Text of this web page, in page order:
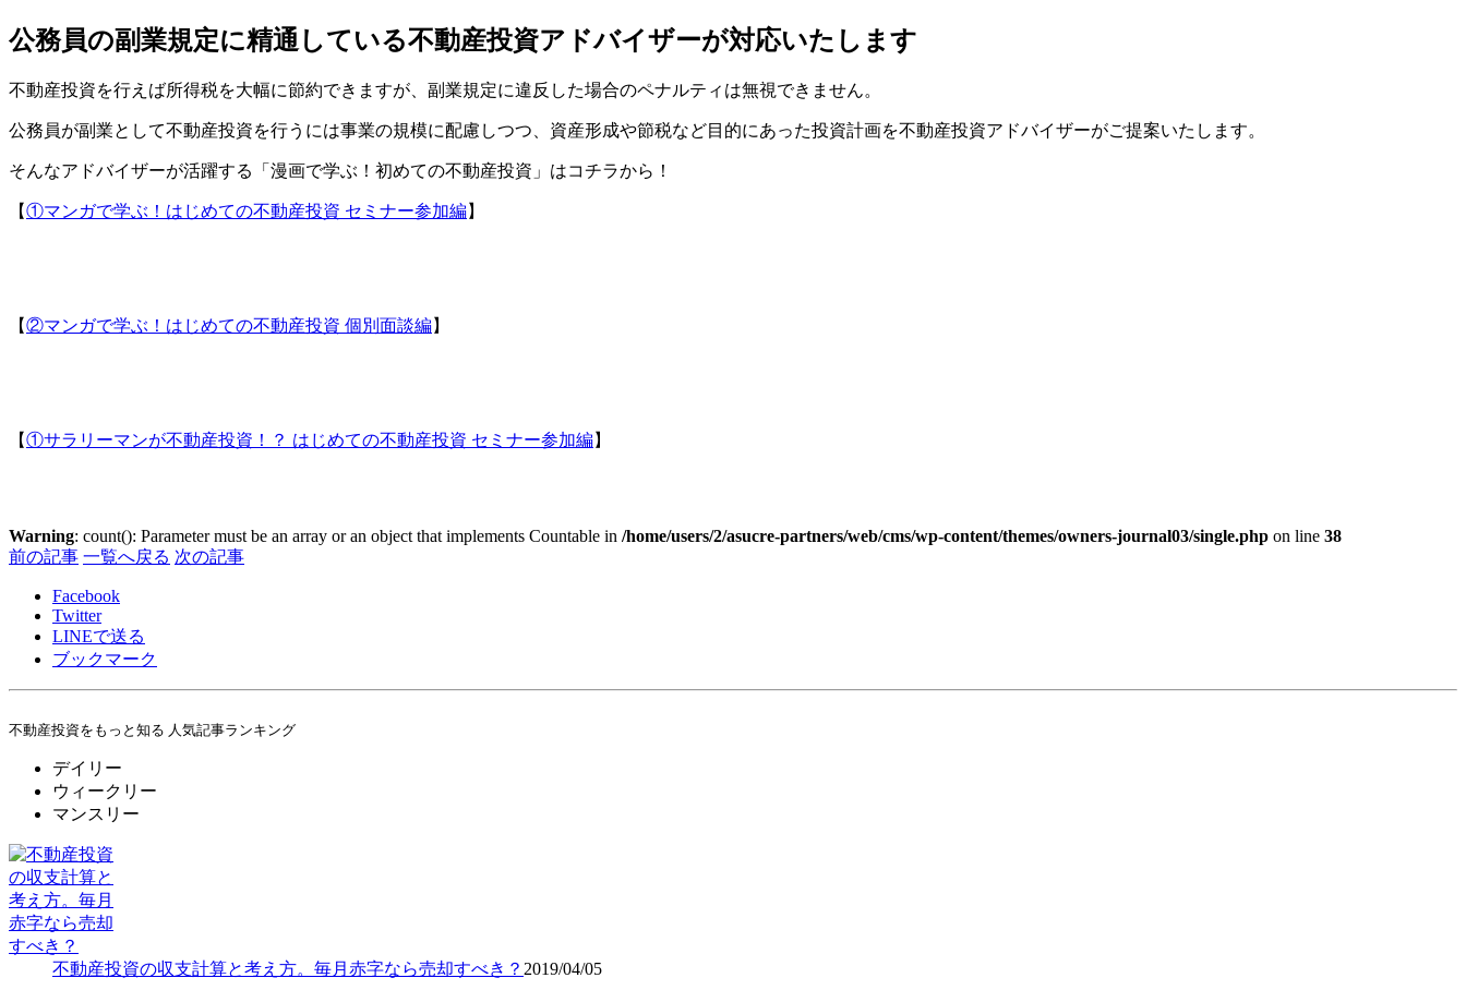
公務員の副業規定に精通している不動産投資アドバイザーが対応いたします
不動産投資を行えば所得税を大幅に節約できますが、副業規定に違反した場合のペナルティは無視できません。
公務員が副業として不動産投資を行うには事業の規模に配慮しつつ、資産形成や節税など目的にあった投資計画を不動産投資アドバイザーがご提案いたします。
そんなアドバイザーが活躍する「漫画で学ぶ！初めての不動産投資」はコチラから！
【①マンガで学ぶ！はじめての不動産投資 セミナー参加編】
【②マンガで学ぶ！はじめての不動産投資 個別面談編】
【①サラリーマンが不動産投資！？ はじめての不動産投資 セミナー参加編】
Warning: count(): Parameter must be an array or an object that implements Countable in /home/users/2/asucre-partners/web/cms/wp-content/themes/owners-journal03/single.php on line 38
前の記事 一覧へ戻る 次の記事
Facebook
Twitter
LINEで送る
ブックマーク
不動産投資をもっと知る 人気記事ランキング
デイリー
ウィークリー
マンスリー
不動産投資の収支計算と考え方。毎月赤字なら売却すべき？ 2019/04/05